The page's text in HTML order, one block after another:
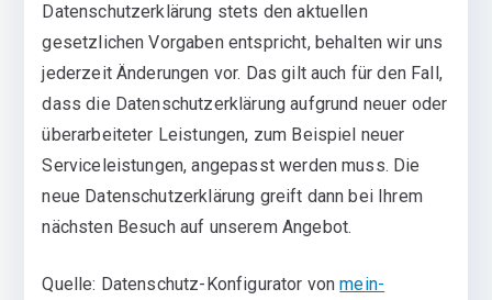
Datenschutzerklärung stets den aktuellen
gesetzlichen Vorgaben entspricht, behalten wir uns
jederzeit Änderungen vor. Das gilt auch für den Fall,
dass die Datenschutzerklärung aufgrund neuer oder
überarbeiteter Leistungen, zum Beispiel neuer
Serviceleistungen, angepasst werden muss. Die
neue Datenschutzerklärung greift dann bei Ihrem
nächsten Besuch auf unserem Angebot.
Quelle: Datenschutz-Konfigurator vonmein-